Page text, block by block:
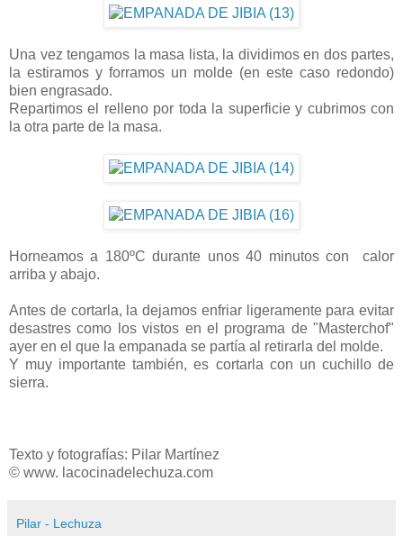
Una vez tengamos la masa lista, la dividimos en dos partes,
la estiramos y forramos un molde (en este caso redondo)
bien engrasado.
Repartimos el relleno por toda la superficie y cubrimos con
la otra parte de la masa.
Horneamos a 180ºC durante unos 40 minutos con calor
arriba y abajo.
Antes de cortarla, la dejamos enfriar ligeramente para evitar
desastres como los vistos en el programa de "Masterchof"
ayer en el que la empanada se partía al retirarla del molde.
Y muy importante también, es cortarla con un cuchillo de
sierra.
Texto y fotografías: Pilar Martínez
© www. lacocinadelechuza.com
Pilar - Lechuza